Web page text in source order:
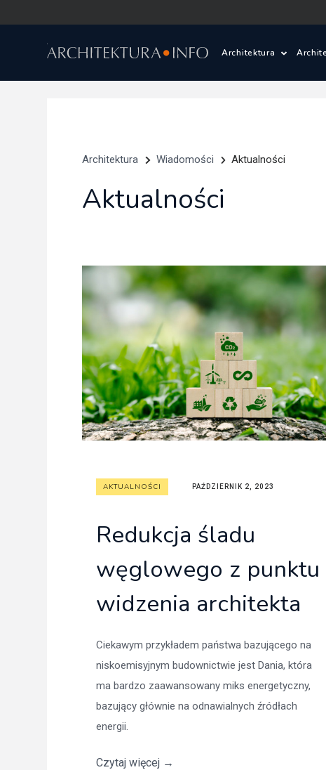
Architektura
Pracownie
Freelance -
Galeria Miast
Filmy
Architektura Wiadomości Aktualności
Aktualności
AKTUALNOŚCI PAŹDZIERNIK 2, 2023
Redukcja śladu
węglowego z punktu
widzenia architekta
Ciekawym przykładem państwa bazującego na
niskoemisyjnym budownictwie jest Dania, która
ma bardzo zaawansowany miks energetyczny,
bazujący głównie na odnawialnych źródłach
energii.
Czytaj więcej →